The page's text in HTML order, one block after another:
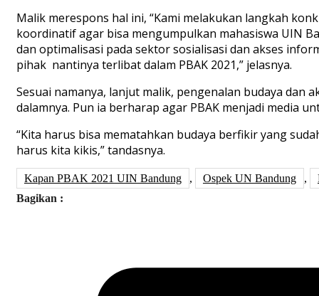
Malik merespons hal ini, “Kami melakukan langkah
koordinatif agar bisa mengumpulkan mahasiswa UIN
dan optimalisasi pada sektor sosialisasi dan akses
pihak nantinya terlibat dalam PBAK 2021,” jelasnya.
Sesuai namanya, lanjut malik, pengenalan budaya dan
dalamnya. Pun ia berharap agar PBAK menjadi media
“Kita harus bisa mematahkan budaya berfikir yang
harus kita kikis,” tandasnya.
Kapan PBAK 2021 UIN Bandung , Ospek UN Bandung ,
Bagikan :